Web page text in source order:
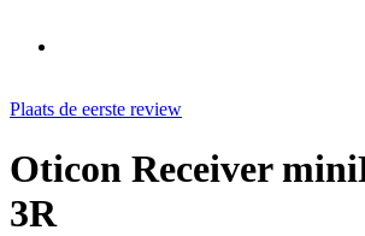
Plaats de eerste review
Oticon Receiver
3R